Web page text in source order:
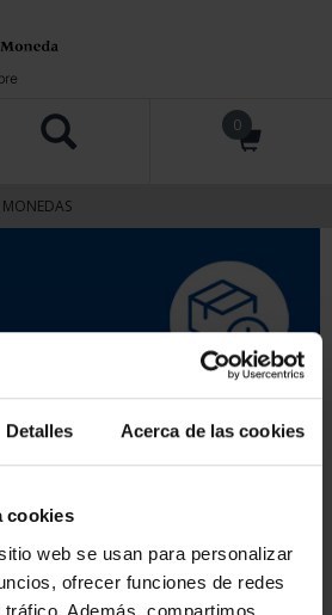
Detalles Acerca de las cookies
cookies
web se usan para personalizar
ofrecer funciones de redes
Además, compartimos
0
MONEDAS